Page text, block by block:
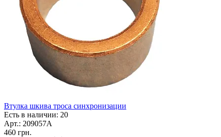
Втулка шкива троса синхронизации
Есть в наличии: 20
Арт.: 209057А
460 грн.